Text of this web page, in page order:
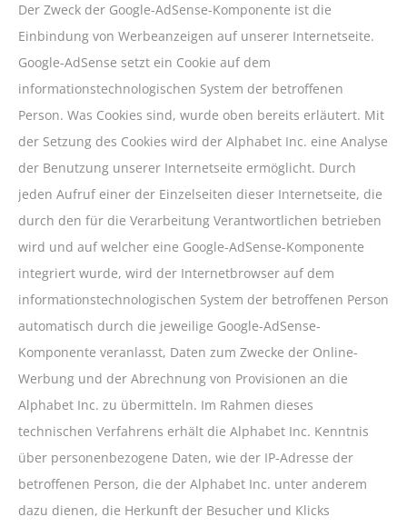
Der Zweck der Google-AdSense-Komponente ist die
Einbindung von Werbeanzeigen auf unserer Internetseite.
Google-AdSense setzt ein Cookie auf dem
informationstechnologischen System der betroffenen
Person. Was Cookies sind, wurde oben bereits erläutert. Mit
der Setzung des Cookies wird der Alphabet Inc. eine Analyse
der Benutzung unserer Internetseite ermöglicht. Durch
jeden Aufruf einer der Einzelseiten dieser Internetseite, die
durch den für die Verarbeitung Verantwortlichen betrieben
wird und auf welcher eine Google-AdSense-Komponente
integriert wurde, wird der Internetbrowser auf dem
informationstechnologischen System der betroffenen Person
automatisch durch die jeweilige Google-AdSense-
Komponente veranlasst, Daten zum Zwecke der Online-
Werbung und der Abrechnung von Provisionen an die
Alphabet Inc. zu übermitteln. Im Rahmen dieses
technischen Verfahrens erhält die Alphabet Inc. Kenntnis
über personenbezogene Daten, wie der IP-Adresse der
betroffenen Person, die der Alphabet Inc. unter anderem
dazu dienen, die Herkunft der Besucher und Klicks